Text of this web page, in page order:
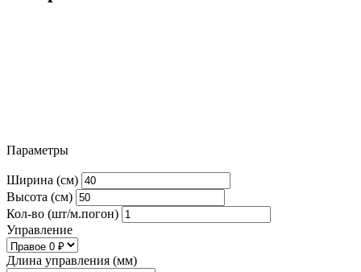
Параметры
Ширина (см)
Высота (см)
Кол-во (шт/м.погон)
Управление
Длина управления (мм)